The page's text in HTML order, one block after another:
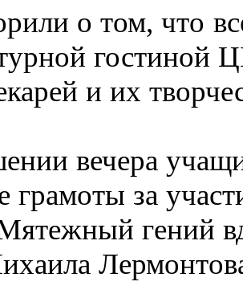
о том, что
гостиной
и их
вечера
грамоты за
гений